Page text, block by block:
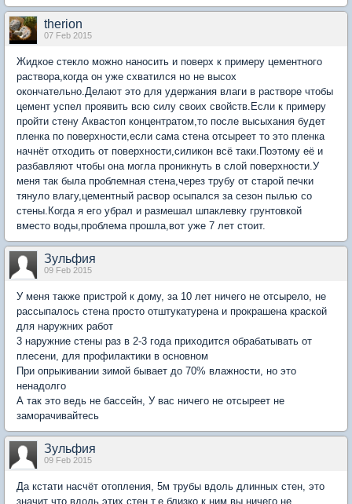
therion
07 Feb 2015
Жидкое стекло можно наносить и поверх к примеру цементного
раствора,когда он уже схватился но не высох
окончательно.Делают это для удержания влаги в растворе чтобы
цемент успел проявить всю силу своих свойств.Если к примеру
пройти стену Аквастоп концентратом,то после высыхания будет
пленка по поверхности,если сама стена отсыреет то это пленка
начнёт отходить от поверхности,силикон всё таки.Поэтому её и
разбавляют чтобы она могла проникнуть в слой поверхности.У
меня так была проблемная стена,через трубу от старой печки
тянуло влагу,цементный расвор осыпался за сезон пылью со
стены.Когда я его убрал и размешал шпаклевку грунтовкой
вместо воды,проблема прошла,вот уже 7 лет стоит.
Зульфия
09 Feb 2015
У меня также пристрой к дому, за 10 лет ничего не отсырело, не
рассыпалось стена просто отштукатурена и прокрашена краской
для наружних работ
3 наружние стены раз в 2-3 года приходится обрабатывать от
плесени, для профилактики в основном
При опрыкивании зимой бывает до 70% влажности, но это
ненадолго
А так это ведь не бассейн, У вас ничего не отсыреет не
заморачивайтесь
Зульфия
09 Feb 2015
Да кстати насчёт отопления, 5м трубы вдоль длинных стен, это
значит что вдоль этих стен т.е.близко к ним вы ничего не